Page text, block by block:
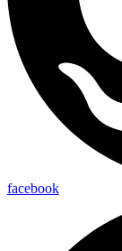
facebook